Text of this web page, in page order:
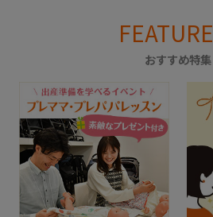
FEATURE
おすすめ特集